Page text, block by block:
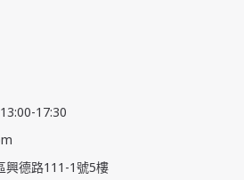
17:30
興德路111-1號5樓